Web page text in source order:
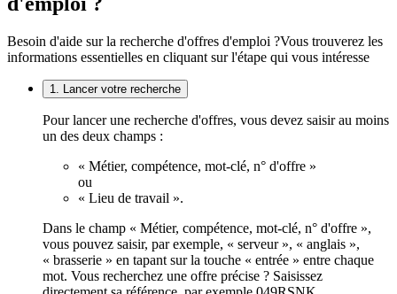
Besoin d'aide sur la recherche d'offres d'emploi ?Vous trouverez les
informations essentielles en cliquant sur l'étape qui vous intéresse
1. Lancer votre recherche
Pour lancer une recherche d'offres, vous devez saisir au moins
un des deux champs :
« Métier, compétence, mot-clé, n° d'offre »
ou
« Lieu de travail ».
Dans le champ « Métier, compétence, mot-clé, n° d'offre »,
vous pouvez saisir, par exemple, « serveur », « anglais »,
« brasserie » en tapant sur la touche « entrée » entre chaque
mot. Vous recherchez une offre précise ? Saisissez